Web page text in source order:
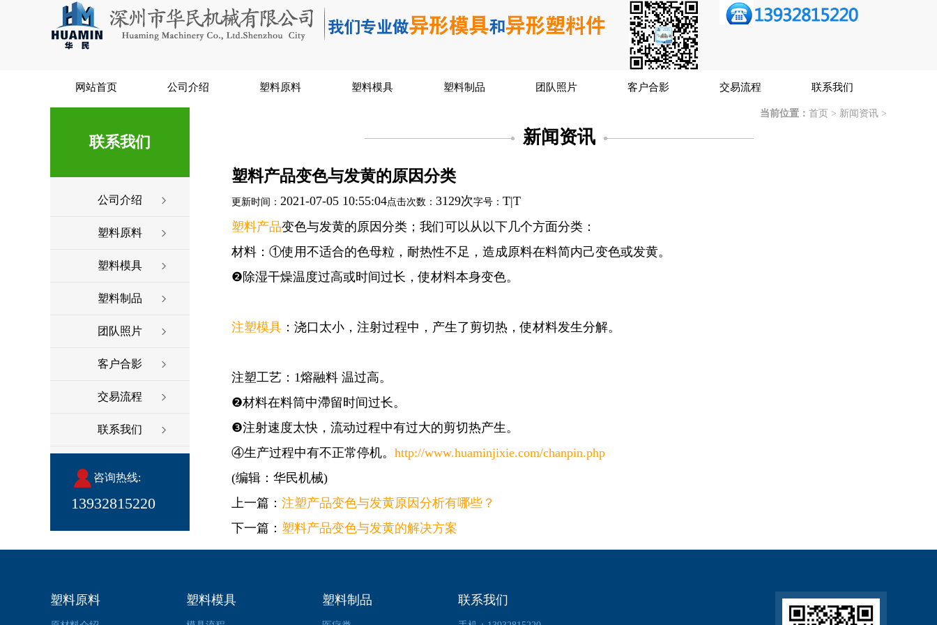
网站首页 公司介绍 塑料原料 塑料模具 塑料制品 团队照片 客户合影 交易流程 联系我们
联系我们
公司介绍
塑料原料
塑料模具
塑料制品
团队照片
客户合影
交易流程
联系我们
咨询热线:
13932815220
当前位置： 首页 > 新闻资讯 >
新闻资讯
塑料产品变色与发黄的原因分类
更新时间： 2021-07-05 10:55:04点击次数： 3129次字号： T|T
塑料产品变色与发黄的原因分类；我们可以从以下几个方面分类：
材料：①使用不适合的色母粒，耐热性不足，造成原料在料简内己变色或发黄。
❷除湿干燥温度过高或时间过长，使材料本身变色。
注塑模具 ：浇口太小，注射过程中，产生了剪切热，使材料发生分解。
注塑工艺：1熔融料 温过高。
❷材料在料筒中滯留时间过长。
❸注射速度太快，流动过程中有过大的剪切热产生。
④生产过程中有不正常停机。 http://www.huaminjixie.com/chanpin.php
(编辑：华民机械)
上一篇： 注塑产品变色与发黄原因分析有哪些？
下一篇： 塑料产品变色与发黄的解决方案
塑料原料 塑料模具 塑料制品 联系我们